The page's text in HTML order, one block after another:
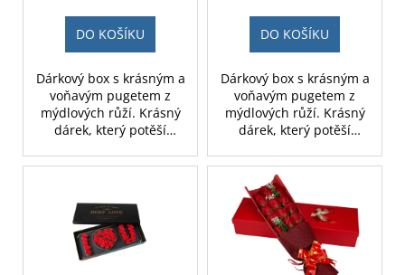
DO KOŠÍKU
Dárkový box s krásným a
voňavým pugetem z
mýdlových růží. Krásný
dárek, který potěší
DO KOŠÍKU
Dárkový box s krásným a
voňavým pugetem z
mýdlových růží. Krásný
dárek, který potěší